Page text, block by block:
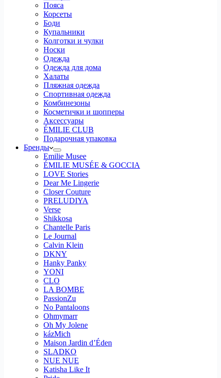
Пояса
Корсеты
Боди
Купальники
Колготки и чулки
Носки
Одежда
Одежда для дома
Халаты
Пляжная одежда
Спортивная одежда
Комбинезоны
Косметички и шопперы
Аксессуары
ÉMILIE CLUB
Подарочная упаковка
Бренды
Emilie Musee
ÉMILIE MUSÉE & GOCCIA
LOVE Stories
Dear Me Lingerie
Closer Couture
PRELUDIYA
Verse
Shikkosa
Chantelle Paris
Le Journal
Calvin Klein
DKNY
Hanky Panky
YONI
CLO
LA BOMBE
PassionZu
No Pantaloons
Ohmymarr
Oh My Jolene
kázMich
Maison Jardin d’Éden
SLADKO
NUE NUE
Katisha Like It